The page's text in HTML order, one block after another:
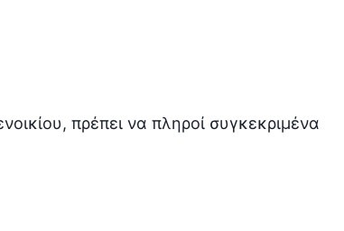
πρέπει να πληροί συγκεκριμένα